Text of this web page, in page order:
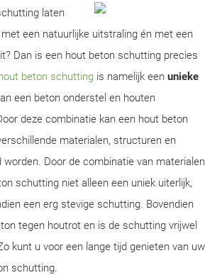
laten
een natuurlijke uitstraling én met een
Dan is een hout beton schutting precies
beton schutting is namelijk een unieke
een beton onderstel en houten
deze combinatie kan een hout beton
materialen, structuren en
worden. Door de combinatie van materialen
schutting niet alleen een uniek uiterlijk,
een erg stevige schutting. Bovendien
tegen houtrot en is de schutting vrijwel
kunt u voor een lange tijd genieten van uw
schutting.